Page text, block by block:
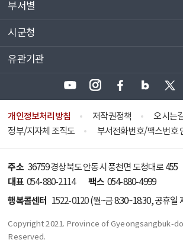
부서별
시군청
유관기관
개인정보처리방침 저작권정책
오시는
정부/지자체 조직도
부서전화번호/팩스번호
주소 36759 경상북도 안동시 풍천면 도청대로 455
대표 054-880-2114 팩스 054-880-4999
행복콜센터 1522-0120(월~금 8:30~18:30, 공휴일
Copyright 2021. Province of Gyeongsangbuk-
Reserved.